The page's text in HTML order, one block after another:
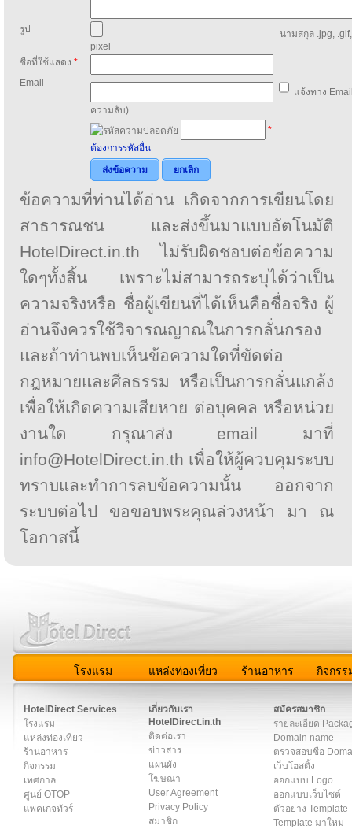
รูป
นามสกุล .jpg,
pixel
ชื่อที่ใช้แสดง *
Email
แจ้งทาง
ความลับ)
*
ต้องการรหัสอื่น
ส่งข้อความ
ยกเลิก
ข้อความที่ท่านได้อ่าน เกิดจากการเขียนโดย
สาธารณชน และส่งขึ้นมาแบบอัตโนมัติ
HotelDirect.in.th ไม่รับผิดชอบต่อข้อความ
ใดๆทั้งสิ้น เพราะไม่สามารถระบุได้ว่าเป็น
ความจริงหรือ ชื่อผู้เขียนที่ได้เห็นคือชื่อจริง ผู้
อ่านจึงควรใช้วิจารณญาณในการกลั่นกรอง
และถ้าท่านพบเห็นข้อความใดที่ขัดต่อ
กฎหมายและศีลธรรม หรือเป็นการกลั่นแกล้ง
เพื่อให้เกิดความเสียหาย ต่อบุคคล หรือหน่วย
งานใด กรุณาส่ง email มาที่
info@HotelDirect.in.th เพื่อให้ผู้ควบคุมระบบ
ทราบและทำการลบข้อความนั้น ออกจาก
ระบบต่อไป ขอขอบพระคุณล่วงหน้า มา ณ
โอกาสนี้
โรงแรม แหล่งท่องเที่ยว ร้านอาหาร กิจกรร
HotelDirect Services
โรงแรม
แหล่งท่องเที่ยว
ร้านอาหาร
กิจกรรม
เทศกาล
ศูนย์ OTOP
แพคเกจทัวร์
เกี่ยวกับเรา
HotelDirect.in.th
ติดต่อเรา
ข่าวสาร
แผนผัง
โฆษณา
User Agreement
Privacy Policy
สมาชิก
สมัครสมาชิก
รายละเอียด
Domain name
ตรวจสอบชื่อ
เว็บโฮสติ้ง
ออกแบบ Logo
ออกแบบเว็บไซต์
ตัวอย่าง Template
Template มาใหม่